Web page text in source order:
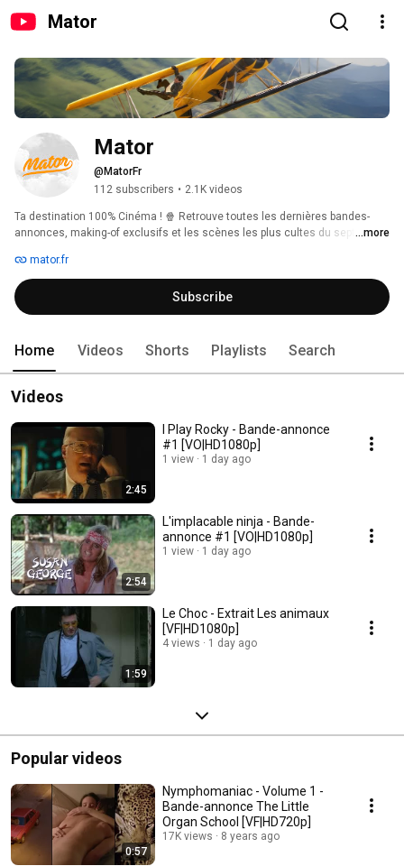
Mator
Mator
@MatorFr
112 subscribers • 2.1K videos
Ta destination 100% Cinéma ! 🍿 Retrouve toutes les dernières bandes-
annonces, making-of exclusifs et les scènes les plus cultes du septième
souvenirs de grand écran.
...more
mator.fr
Subscribe
Home Videos Shorts Playlists Search
Videos
2:45
I Play Rocky - Bande-annonce
#1 [VO|HD1080p]
1 view 1 day ago
2:54
L'implacable ninja - Bande-
annonce #1 [VO|HD1080p]
1 view 1 day ago
1:59
Le Choc - Extrait Les animaux
[VF|HD1080p]
4 views 1 day ago
Popular videos
0:57
Nymphomaniac - Volume 1 -
Bande-annonce The Little
Organ School [VF|HD720p]
17K views 8 years ago